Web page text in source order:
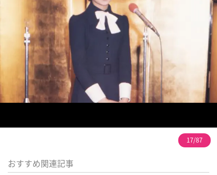
17/87
おすすめ関連記事